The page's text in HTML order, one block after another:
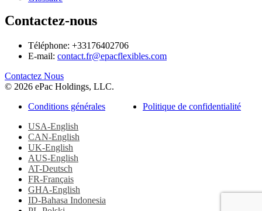
Contactez-nous
Téléphone: +33176402706
E-mail: contact.fr@epacflexibles.com
facebook
youtube
linkedin
instagram
Contactez Nous
© 2026 ePac Holdings, LLC.
Conditions générales
Politique de confidentialité
USA-English
CAN-English
UK-English
AUS-English
AT-Deutsch
FR-Français
GHA-English
ID-Bahasa Indonesia